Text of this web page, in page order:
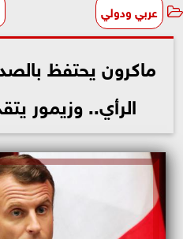
عربي ودولي
ماكرون يحتفظ
الرأي.. وزيمور